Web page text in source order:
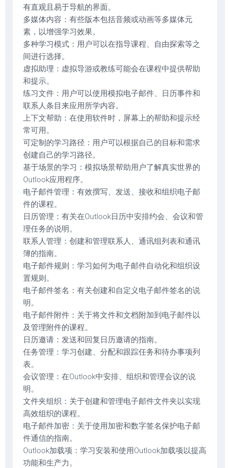
有直观且易于导航的界面。
多媒体内容：有些版本包括音频或动画等多媒体元
素，以增强学习效果。
多种学习模式：用户可以在指导课程、自由探索等之
间进行选择。
虚拟助理：虚拟导游或教练可能会在课程中提供帮助
和提示。
练习文件：用户可以使用模拟电子邮件、日历事件和
联系人条目来应用所学内容。
上下文帮助：在使用软件时，屏幕上的帮助和提示经
常可用。
可定制的学习路径：用户可以根据自己的目标和需求
创建自己的学习路径。
基于场景的学习：模拟场景帮助用户了解真实世界的
Outlook应用程序。
电子邮件管理：有效撰写、发送、接收和组织电子邮
件的课程。
日历管理：有关在Outlook日历中安排约会、会议和管
理任务的说明。
联系人管理：创建和管理联系人、通讯组列表和通讯
簿的指南。
电子邮件规则：学习如何为电子邮件自动化和组织设
置规则。
电子邮件签名：有关创建和自定义电子邮件签名的说
明。
电子邮件附件：关于将文件和文档附加到电子邮件以
及管理附件的课程。
日历邀请：发送和回复日历邀请的指南。
任务管理：学习创建、分配和跟踪任务和待办事项列
表。
会议管理：在Outlook中安排、组织和管理会议的说
明。
文件夹组织：关于创建和管理电子邮件文件夹以实现
高效组织的课程。
电子邮件加密：关于使用加密和数字签名保护电子邮
件通信的指南。
Outlook加载项：学习安装和使用Outlook加载项以提高
功能和生产力。